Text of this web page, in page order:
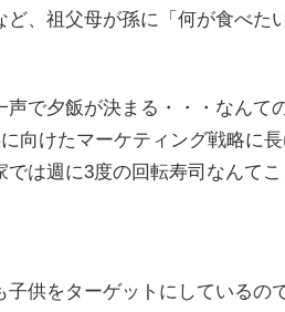
、祖父母が孫に「何が食べた
で夕飯が決まる・・・なんて
向けたマーケティング戦略に長
では週に3度の回転寿司なんて
子供をターゲットにしているの